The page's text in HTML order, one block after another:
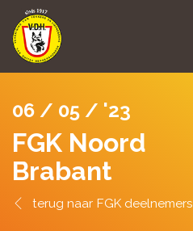
06 / 05 / '23
FGK Noord
Brabant
FGK deelnemers